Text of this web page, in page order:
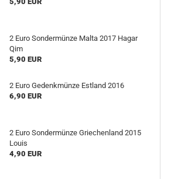
2 Euro Sondermünze Malta 2017 Hagar
Qim
5,90 EUR
2 Euro Gedenkmünze Estland 2016
6,90 EUR
2 Euro Sondermünze Griechenland 2015
Louis
4,90 EUR